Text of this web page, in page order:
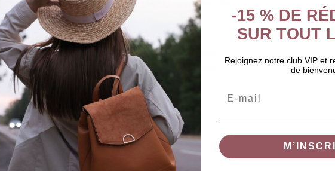
pour les présenter facilement en cas de contrôle.
dans un compartiment matelassé pour éviter les chocs.
et appareils photo ensemble dans une pochette séparée.
exigences de visa avant le départ.
: gardez-les dans une poche facile d’accès.
-15 % DE
SUR TOUT
Rejoignez notre club VIP et
de